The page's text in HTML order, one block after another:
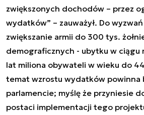
zwiększonych dochodów – przez
wydatków” – zauważył. Do wyzwań
zwiększanie armii do 300 tys.
demograficznych - ubytku w ciągu
lat miliona obywateli w wieku do
temat wzrostu wydatków powinna
parlamencie; myślę że przyniesie
postaci implementacji tego